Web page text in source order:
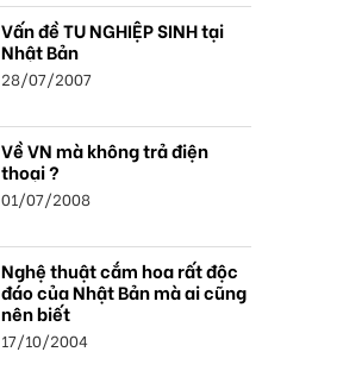
Vấn đề TU NGHIỆP SINH tại
Nhật Bản
28/07/2007
Về VN mà không trả điện
thoại ?
01/07/2008
Nghệ thuật cắm hoa rất độc
đáo của Nhật Bản mà ai cũng
nên biết
17/10/2004